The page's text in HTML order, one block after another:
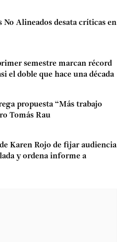
No Alineados desata críticas en
semestre marcan récord
el doble que hace una década
propuesta “Más trabajo
Tomás Rau
Karen Rojo de fijar audiencia
y ordena informe a